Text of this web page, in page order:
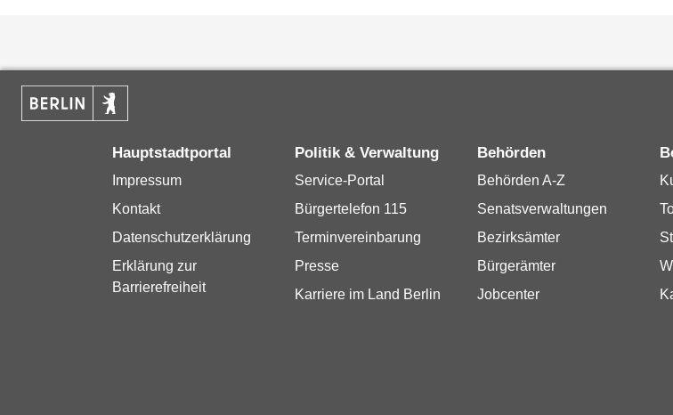
Hauptstadtportal
Impressum
Kontakt
Datenschutzerklärung
Erklärung zur
Barrierefreiheit
Politik & Verwaltung
Service-Portal
Bürgertelefon 115
Terminvereinbarung
Presse
Karriere im Land Berlin
Behörden
Behörden A-Z
Senatsverwaltungen
Bezirksämter
Bürgerämter
Jobcenter